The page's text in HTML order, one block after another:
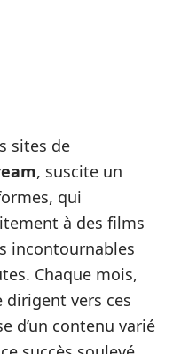
sites de
, suscite un
qui
à des films
incontournables
Chaque mois,
dirigent vers ces
d’un contenu varié